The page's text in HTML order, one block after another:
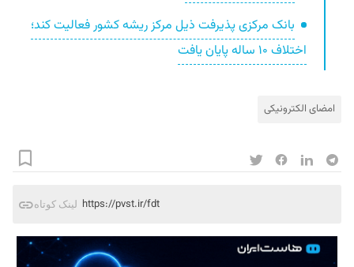
بانک مرکزی پذیرفت ذیل مرکز ریشه کشور فعالیت کند؛
اختلاف ۱۰ ساله پایان یافت
امضای الکترونیکی
لینک کوتاه https://pvst.ir/fdt